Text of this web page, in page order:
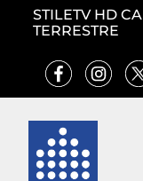
STILETV HD
TERRESTRE